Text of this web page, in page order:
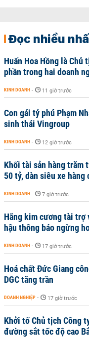
Đọc nhiều
Huấn Hoa Hồng là
phần trong hai doanh
KINH DOANH - 11 giờ trước
Con gái tỷ phú Phạm
sinh thái Vingroup
KINH DOANH - 12 giờ trước
Khối tài sản hàng trăm
50 tỷ, dàn siêu xe
KINH DOANH - 7 giờ trước
Hãng kim cương tài trợ
hậu thông báo ngừng
KINH DOANH - 17 giờ trước
Hoá chất Đức Giang
DGC tăng trần
DOANH NGHIỆP - 17 giờ trước
Khởi tố Chủ tịch Công
đường sắt tốc độ cao